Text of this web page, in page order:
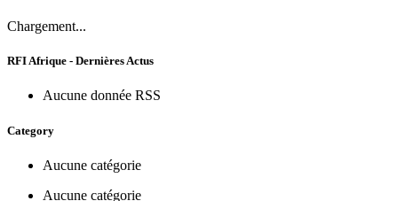
Chargement...
RFI Afrique - Dernières Actus
Aucune donnée RSS
Category
Aucune catégorie
Aucune catégorie